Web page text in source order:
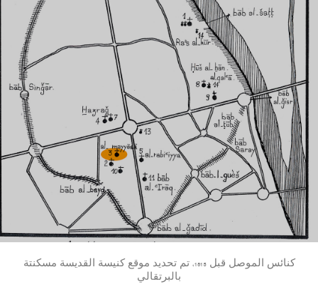
كنائس الموصل قبل 1815، تم تحديد موقع كنيسة القديسة مسكنتة
بالبرتقالي